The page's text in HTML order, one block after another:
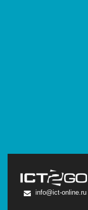
info@ict-online.ru